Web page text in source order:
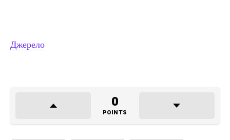
Джерело
0
POINTS